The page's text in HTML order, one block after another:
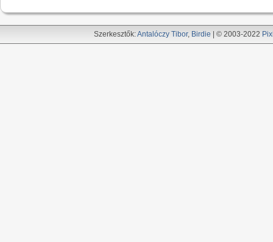
Szerkesztők:Antalóczy Tibor, Birdie | © 2003-2022